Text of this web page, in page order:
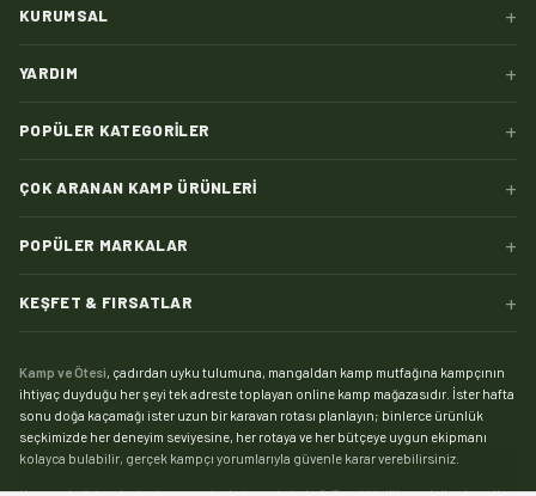
KURUMSAL +
YARDIM +
POPÜLER KATEGORILER +
ÇOK ARANAN KAMP ÜRÜNLERI +
POPÜLER MARKALAR +
KEŞFET & FIRSATLAR +
Kamp ve Ötesi , çadırdan uyku tulumuna, mangaldan kamp mutfağına kampçının
ihtiyaç duyduğu her şeyi tek adreste toplayan online kamp mağazasıdır. İster hafta
sonu doğa kaçamağı ister uzun bir karavan rotası planlayın; binlerce ürünlük
seçkimizde her deneyim seviyesine, her rotaya ve her bütçeye uygun ekipmanı
kolayca bulabilir, gerçek kampçı yorumlarıyla güvenle karar verebilirsiniz.